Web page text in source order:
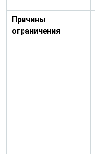
Причины
ограничения